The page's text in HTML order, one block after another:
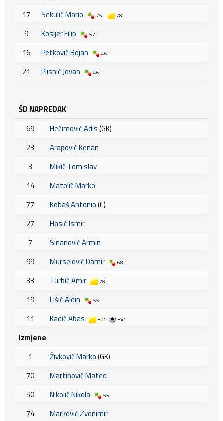
17 Sekulić Mario 75' 78'
9 Kosijer Filip 57'
16 Petković Bojan 46'
21 Plisnić Jovan 46'
ŠD NAPREDAK
69
Hećimović Adis(GK)
23
Arapović Kenan
3
Mikić Tomislav
14
Matolić Marko
77
Kobaš Antonio(C)
27
Hasić Ismir
7
Sinanović Armin
99
Murselović Damir 68'
33 Turbić Amir 28'
19 Lišić Aldin 55'
11 Kadić Abas 80' 84'
Izmjene
1
Živković Marko(GK)
70
Martinović Mateo
50
Nikolić Nikola 55'
74 Marković Zvonimir